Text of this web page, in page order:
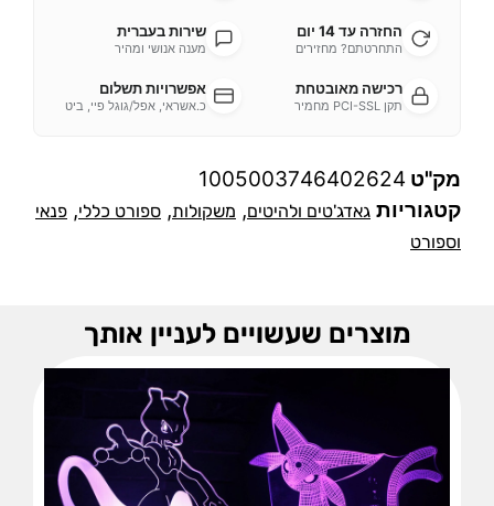
החזרה עד 14 יום
התחרטתם? מחזירים
שירות בעברית
מענה אנושי ומהיר
רכישה מאובטחת
תקן PCI-SSL מחמיר
אפשרויות תשלום
כ.אשראי, אפל/גוגל פיי, ביט
מק"ט 1005003746402624
קטגוריות גאדג'טים ולהיטים, משקולות, ספורט כללי, פנאי
וספורט
מוצרים שעשויים לעניין אותך